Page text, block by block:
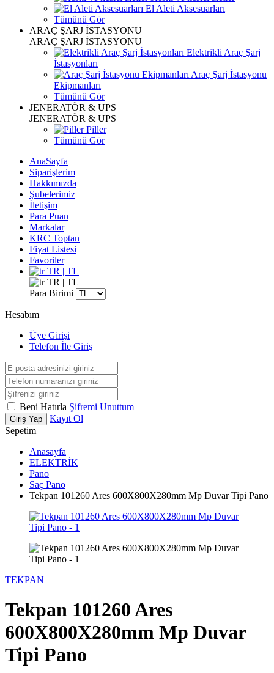
El Aleti Aksesuarları
Tümünü Gör
ARAÇ ŞARJ İSTASYONU
ARAÇ ŞARJ İSTASYONU
Elektrikli Araç Şarj
İstasyonları
Araç Şarj İstasyonu
Ekipmanları
Tümünü Gör
JENERATÖR & UPS
JENERATÖR & UPS
Piller
Tümünü Gör
AnaSayfa
Siparişlerim
Hakkımızda
Şubelerimiz
İletişim
Para Puan
Markalar
KRC Toptan
Fiyat Listesi
Favoriler
TR | TL
TR | TL
Para Birimi
Hesabım
Üye Girişi
Telefon İle Giriş
Beni Hatırla Şifremi Unuttum
Giriş Yap
Kayıt Ol
Sepetim
Anasayfa
ELEKTRİK
Pano
Saç Pano
Tekpan 101260 Ares 600X800X280mm Mp Duvar Tipi Pano
TEKPAN
Tekpan 101260 Ares
600X800X280mm Mp Duvar
Tipi Pano